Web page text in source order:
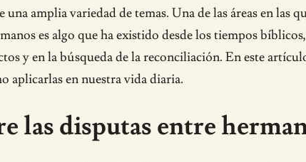
amplia variedad de temas. Una de las áreas en las
es algo que ha existido desde los tiempos
y en la búsqueda de la reconciliación. En este
aplicarlas en nuestra vida diaria.
las disputas entre